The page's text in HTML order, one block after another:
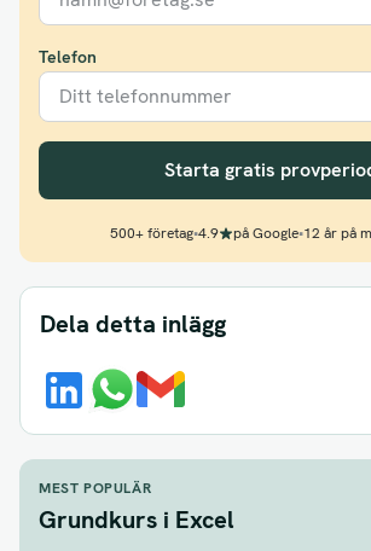
Telefon
Starta gratis
500+ företag•4.9 på Google•12 år på
Dela detta inlägg
MEST POPULÄR
Grundkurs i Excel